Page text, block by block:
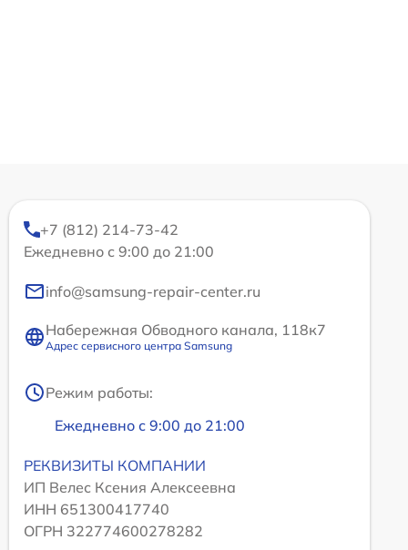
+7 (812) 214-73-42
Ежедневно с 9:00 до 21:00
info@samsung-repair-center.ru
Набережная Обводного канала, 118к7
Адрес сервисного центра Samsung
Режим работы:
Ежедневно с 9:00 до 21:00
РЕКВИЗИТЫ КОМПАНИИ
ИП Велес Ксения Алексеевна
ИНН 651300417740
ОГРН 322774600278282